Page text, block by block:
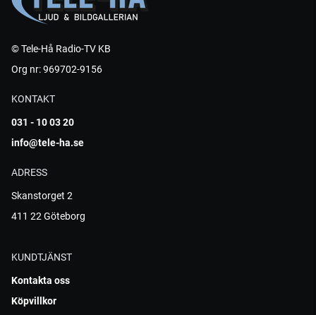
© Tele-Hå Radio-TV KB
Org nr: 969702-9156
KONTAKT
031 - 10 03 20
info@tele-ha.se
ADRESS
Skanstorget 2
411 22 Göteborg
KUNDTJÄNST
Kontakta oss
Köpvillkor